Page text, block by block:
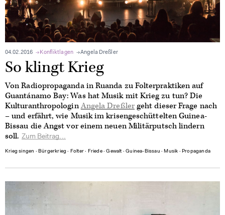
04.02.2016 Konfliktlagen Angela Dreßler
So klingt Krieg
Von Radiopropaganda in Ruanda zu Folterpraktiken auf
Guantánamo Bay: Was hat Musik mit Krieg zu tun? Die
KulturanthropologinAngela Dreßlergeht dieser Frage nach
– und erfährt, wie Musik im krisengeschüttelten Guinea-
Bissau die Angst vor einem neuen Militärputsch lindern
soll. Zum Beitrag...
Krieg singen ∙ Bürgerkrieg ∙ Folter ∙ Friede∙Gewalt ∙Guinea-Bissau ∙ Musik ∙ Propaganda